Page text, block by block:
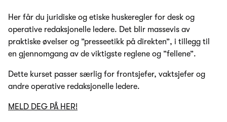
Her får du juridiske og etiske huskeregler for desk og
operative redaksjonelle ledere. Det blir massevis av
praktiske øvelser og ”presseetikk på direkten”, i tillegg til
en gjennomgang av de viktigste reglene og ”fellene”.
Dette kurset passer særlig for frontsjefer, vaktsjefer og
andre operative redaksjonelle ledere.
MELD DEG PÅ HER!